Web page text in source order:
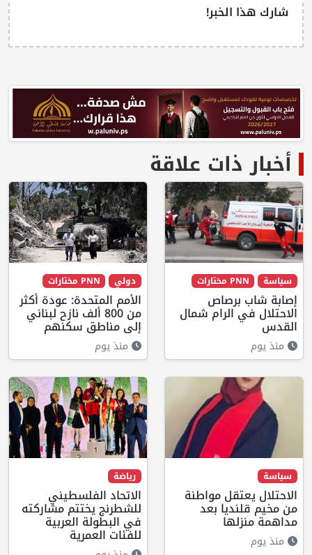
شارك هذا الخبر!
أخبار ذات علاقة
سياسة PNN مختارات
إصابة شاب برصاص
الاحتلال في الرام شمال
القدس
منذ يوم
دولي PNN مختارات
الأمم المتحدة: عودة أكثر
من 800 ألف نازح لبناني
إلى مناطق سكنهم
منذ يوم
سياسة
الاحتلال يعتقل مواطنة
من مخيم قلنديا بعد
مداهمة منزلها
منذ يوم
رياضة
الاتحاد الفلسطيني
للشطرنج يختتم مشاركته
في البطولة العربية
للفئات العمرية